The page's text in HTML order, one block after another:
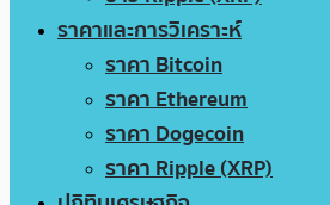
ราคาและการวิเคราะห์
ราคา Bitcoin
ราคา Ethereum
ราคา Dogecoin
ราคา Ripple (XRP)